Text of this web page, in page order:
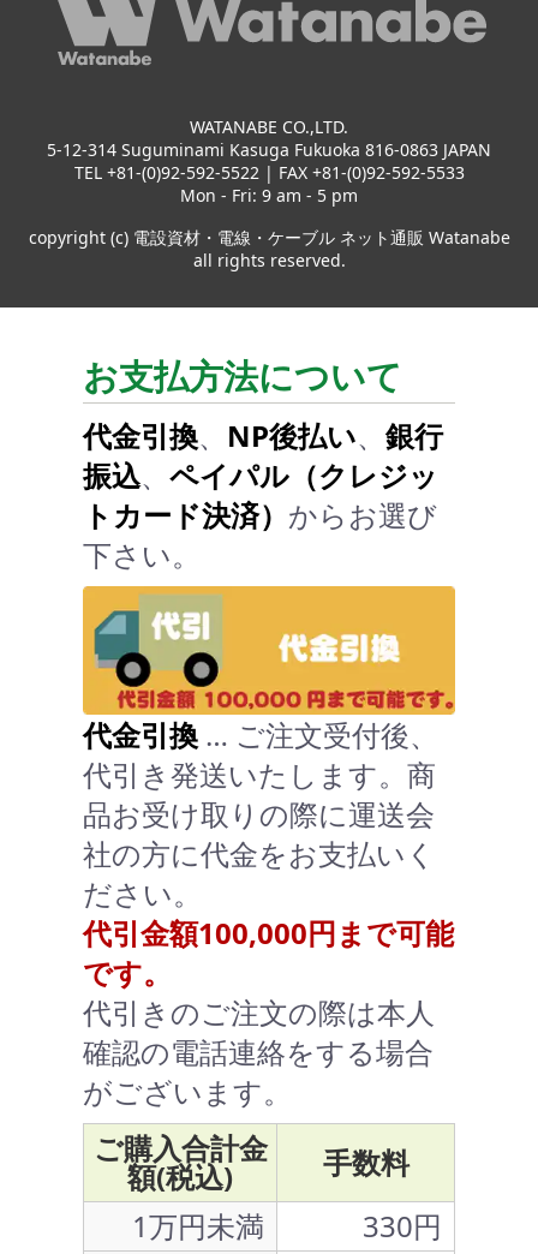
WATANABE CO.,LTD.
5-12-314 Suguminami Kasuga Fukuoka 816-0863 JAPAN
TEL +81-(0)92-592-5522 | FAX +81-(0)92-592-5533
Mon - Fri: 9 am - 5 pm
copyright (c) 電設資材・電線・ケーブル ネット通販 Watanabe
all rights reserved.
お支払方法について
代金引換、 NP後払い、 銀行
振込、 ペイパル（クレジッ
トカード決済） からお選び
下さい。
代金引換 … ご注文受付後、
代引き発送いたします。商
品お受け取りの際に運送会
社の方に代金をお支払いく
ださい。
代引金額100,000円まで可能
です。
代引きのご注文の際は本人
確認の電話連絡をする場合
がございます。
ご購入合計金
額(税込)
手数料
1万円未満
330円